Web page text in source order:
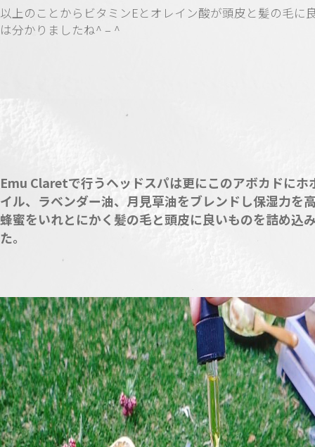
以上のことからビタミンEとオレイン酸が頭皮と髪の毛に
は分かりましたね^ – ^
Emu Claretで行うヘッドスパは更にこのアボカドにホ
イル、ラベンダー油、月見草油をブレンドし保湿力を
蜂蜜をいれとにかく髪の毛と頭皮に良いものを詰め込
た。